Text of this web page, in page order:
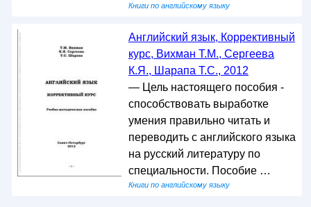
Книги по английскому языку
Английский язык, Коррективный
курс, Вихман Т.М., Сергеева
К.Я., Шарапа Т.С., 2012
— Цель настоящего пособия -
способствовать выработке
умения правильно читать и
переводить с английского языка
на русский литературу по
специальности. Пособие …
Книги по английскому языку